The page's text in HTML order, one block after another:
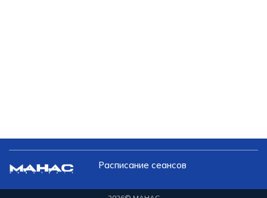
Расписание сеансов